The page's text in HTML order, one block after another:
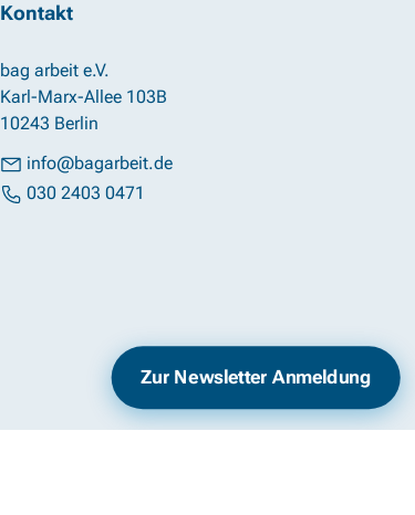
Kontakt
bag arbeit e.V.
Karl-Marx-Allee 103B
10243 Berlin
info@bagarbeit.de
030 2403 0471
Impressum Datenschutz
Zur Newsletter Anmeldung